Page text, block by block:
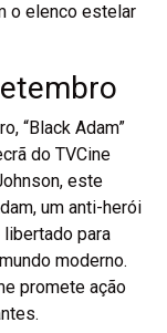
o elenco estelar
“Black Adam”
do TVCine
este
um anti-herói
para
moderno.
promete ação